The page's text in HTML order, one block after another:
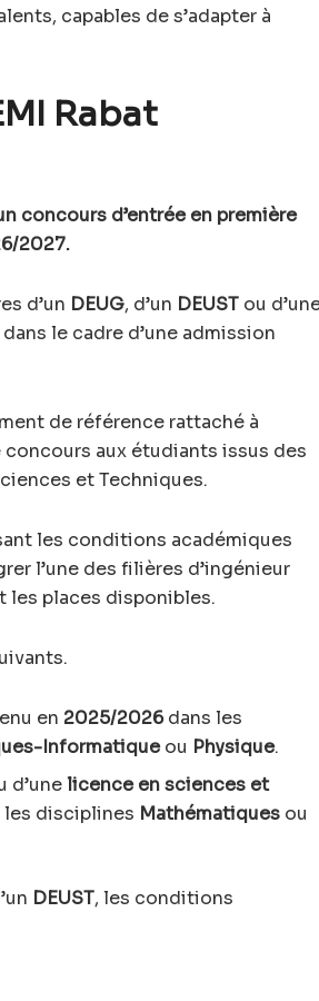
capables de s’adapter à
Rabat
concours d’entrée en première
2027.
d’un DEUG, d’un DEUST ou
le cadre d’une admission
de référence rattaché à
concours aux étudiants issus des
et Techniques.
les conditions académiques
l’une des filières d’ingénieur
les places disponibles.
en 2025/2026dans les
Informatiqueou Physique.
d’unelicence en sciences et
disciplines Mathématiques ou
DEUST, les conditions